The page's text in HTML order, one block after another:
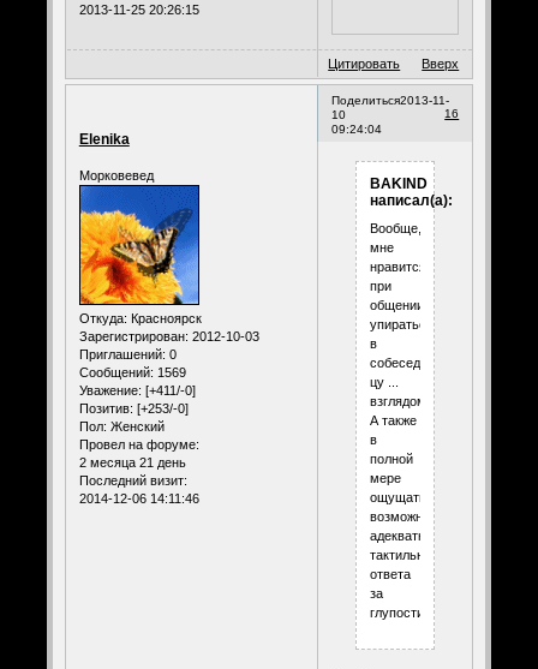
2013-11-25 20:26:15
Цитировать Вверх
Поделиться
16
2013-11-
10
09:24:04
Elenika
Морковевед
Откуда: Красноярск
Зарегистрирован: 2012-10-03
Приглашений: 0
Сообщений: 1569
Уважение: [+411/-0]
Позитив: [+253/-0]
Пол: Женский
Провел на форуме:
2 месяца 21 день
Последний визит:
2014-12-06 14:11:46
BAKIND
написал(а):
Вообще,
мне
нравится
при
общении
упираться
в
собеседника/
цу ...
взглядом!!!
А также
в
полной
мере
ощущать
возможность
адекватного
тактильного
ответа
за
глупости.